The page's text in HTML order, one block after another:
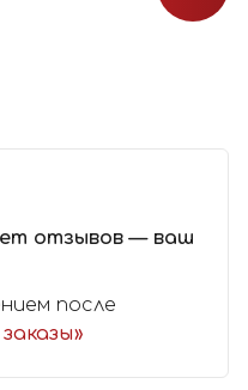
отзывов — ваш
после